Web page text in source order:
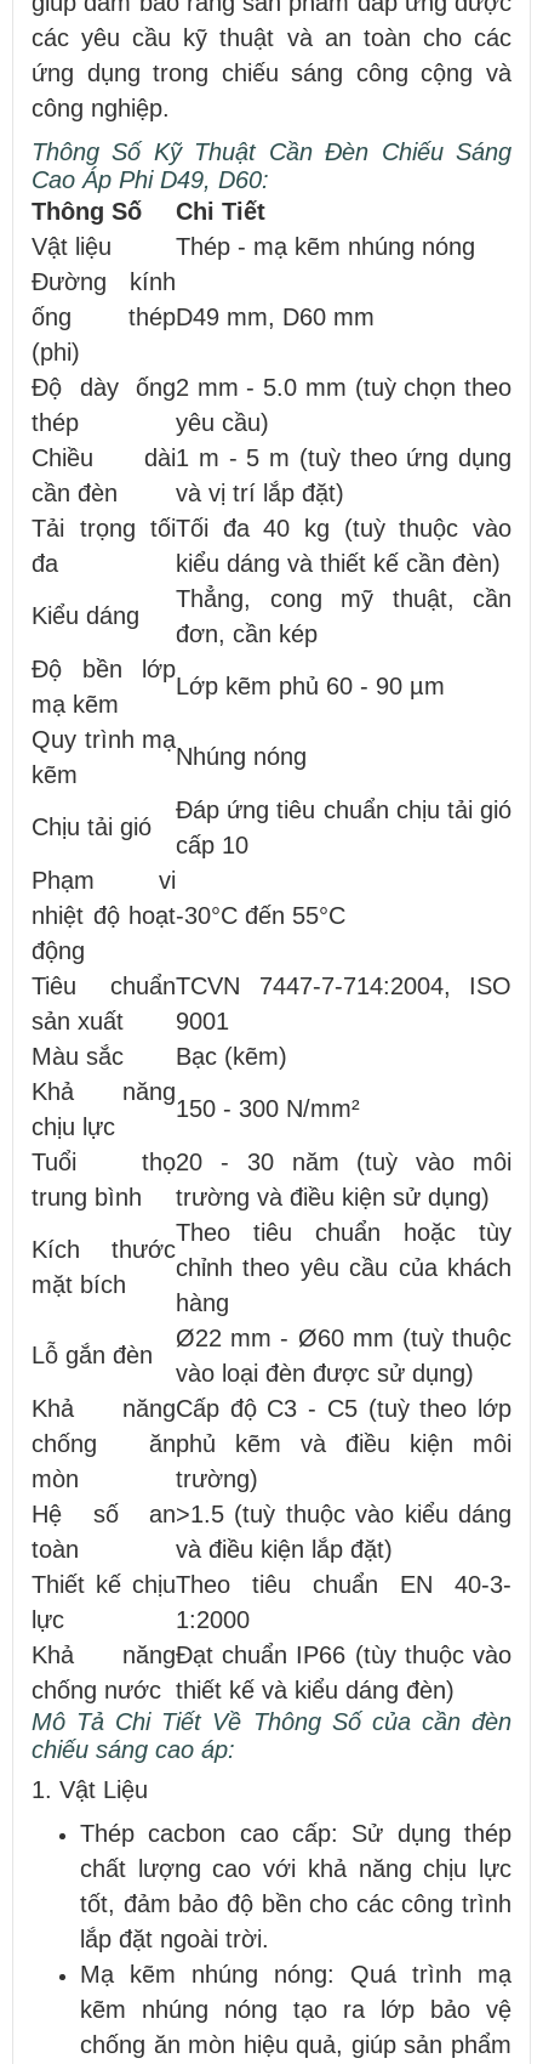
các yêu cầu kỹ thuật và an toàn cho các
ứng dụng trong chiếu sáng công cộng và
công nghiệp.
Thông Số Kỹ Thuật Cần Đèn Chiếu Sáng
Cao Áp Phi D49, D60:
Thông Số
Chi Tiết
Vật liệu
Thép - mạ kẽm nhúng nóng
Đường kính
ống thép
(phi)
D49 mm, D60 mm
Độ dày ống
thép
2 mm - 5.0 mm (tuỳ chọn theo
yêu cầu)
Chiều dài
cần đèn
1 m - 5 m (tuỳ theo ứng dụng
và vị trí lắp đặt)
Tải trọng tối
đa
Tối đa 40 kg (tuỳ thuộc vào
kiểu dáng và thiết kế cần đèn)
Kiểu dáng
Thẳng, cong mỹ thuật, cần
đơn, cần kép
Độ bền lớp
mạ kẽm
Lớp kẽm phủ 60 - 90 µm
Quy trình mạ
kẽm
Nhúng nóng
Chịu tải gió
Đáp ứng tiêu chuẩn chịu tải gió
cấp 10
Phạm vi
nhiệt độ hoạt
động
-30°C đến 55°C
Tiêu chuẩn
sản xuất
TCVN 7447-7-714:2004, ISO
9001
Màu sắc
Bạc (kẽm)
Khả năng
chịu lực
150 - 300 N/mm²
Tuổi thọ
trung bình
20 - 30 năm (tuỳ vào môi
trường và điều kiện sử dụng)
Kích thước
mặt bích
Theo tiêu chuẩn hoặc tùy
chỉnh theo yêu cầu của khách
hàng
Lỗ gắn đèn
Ø22 mm - Ø60 mm (tuỳ thuộc
vào loại đèn được sử dụng)
Khả năng
chống ăn
mòn
Cấp độ C3 - C5 (tuỳ theo lớp
phủ kẽm và điều kiện môi
trường)
Hệ số an
toàn
>1.5 (tuỳ thuộc vào kiểu dáng
và điều kiện lắp đặt)
Thiết kế chịu
lực
Theo tiêu chuẩn EN 40-3-
1:2000
Khả năng
chống nước
Đạt chuẩn IP66 (tùy thuộc vào
thiết kế và kiểu dáng đèn)
Mô Tả Chi Tiết Về Thông Số của cần đèn
chiếu sáng cao áp:
1. Vật Liệu
Thép cacbon cao cấp: Sử dụng thép
chất lượng cao với khả năng chịu lực
tốt, đảm bảo độ bền cho các công trình
lắp đặt ngoài trời.
Mạ kẽm nhúng nóng: Quá trình mạ
kẽm nhúng nóng tạo ra lớp bảo vệ
chống ăn mòn hiệu quả, giúp sản phẩm